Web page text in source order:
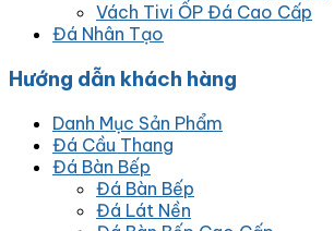
Vách Tivi ỐP Đá Cao Cấp
Đá Nhân Tạo
Hướng dẫn khách hàng
Danh Mục Sản Phẩm
Đá Cầu Thang
Đá Bàn Bếp
Đá Bàn Bếp
Đá Lát Nền